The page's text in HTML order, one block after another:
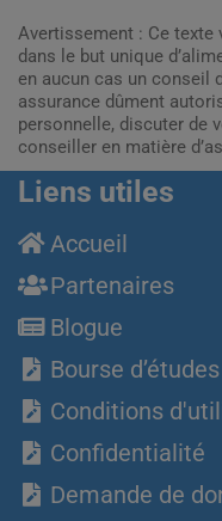
Avertissement : Ce
dans le but unique
en aucun cas un conseil
assurance dûment
personnelle, discuter de
conseiller en matière
Liens utiles
Accueil
Partenaires
Blogue
Bourse
Conditions
Confidentialité
Demande de